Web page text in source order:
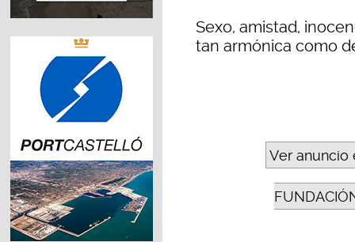
Sexo, amistad,
tan armónica como
Ver anuncio